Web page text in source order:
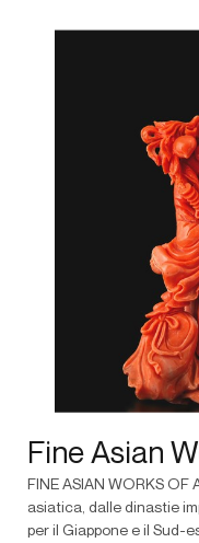
Fine Asian
FINE ASIAN WORKS
asiatica, dalle dinastie
per il Giappone e il Sud-